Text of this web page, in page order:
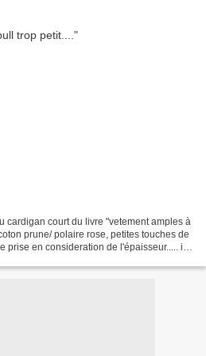
cardigan court du livre "vetement amples à
prune/ polaire rose, petites touches de
prise en consideration de l'épaisseur..... il